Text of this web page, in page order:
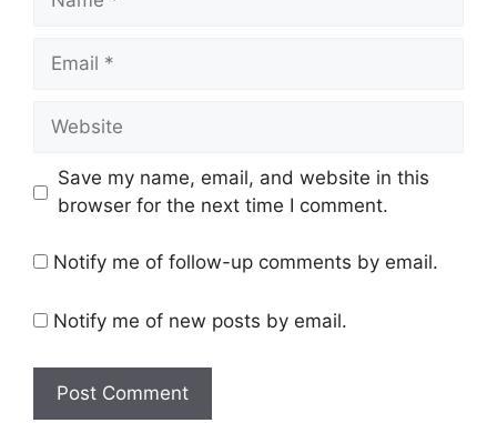
Email
Website
Save my name, email, and website in this
browser for the next time I comment.
Notify me of follow-up comments by email.
Notify me of new posts by email.